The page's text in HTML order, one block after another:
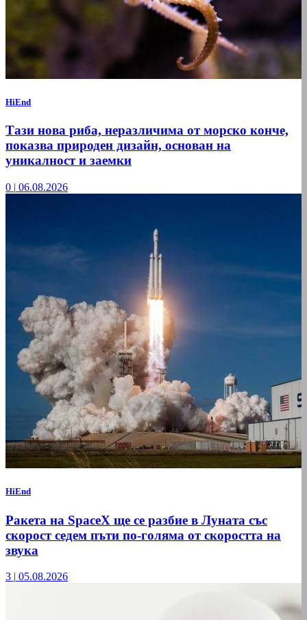
HiEnd
Тази нова риба, неразличима от морско конче,
показва природен дизайн, основан на
уникалност и заемки
0 | 06.08.2026
HiEnd
Ракета на SpaceX ще се разбие в Луната със
скорост седем пъти по-голяма от скоростта на
звука
3 | 05.08.2026